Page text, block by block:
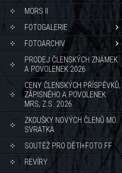
MORS II
FOTOGALERIE
FOTOARCHIV
PRODEJ ČLENSKÝCH ZNÁMEK
A POVOLENEK 2026
CENY ČLENSKÝCH PŘÍSPĚVKŮ,
ZÁPISNÉHO A POVOLENEK
MRS, Z.S. 2026
ZKOUŠKY NOVÝCH ČLENŮ MO
SVRATKA
SOUTĚŽ PRO DĚTI+FOTO FF
REVÍRY